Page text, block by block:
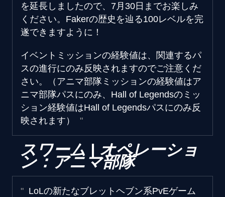
を延長しましたので、7月30日までお楽しみ
ください。Fakerの歴史を辿る100レベルを完
遂できますように！
イベントミッションの経験値は、関連するパ
スの進行にのみ反映されますのでご注意くだ
さい。（アニマ部隊ミッションの経験値はア
ニマ部隊パスにのみ、Hall of Legendsのミッ
ション経験値はHall of Legendsパスにのみ反
映されます）
スワーム | オペレーショ
ン：アニマ部隊
LoLの新たなブレットヘブン系PvEゲーム